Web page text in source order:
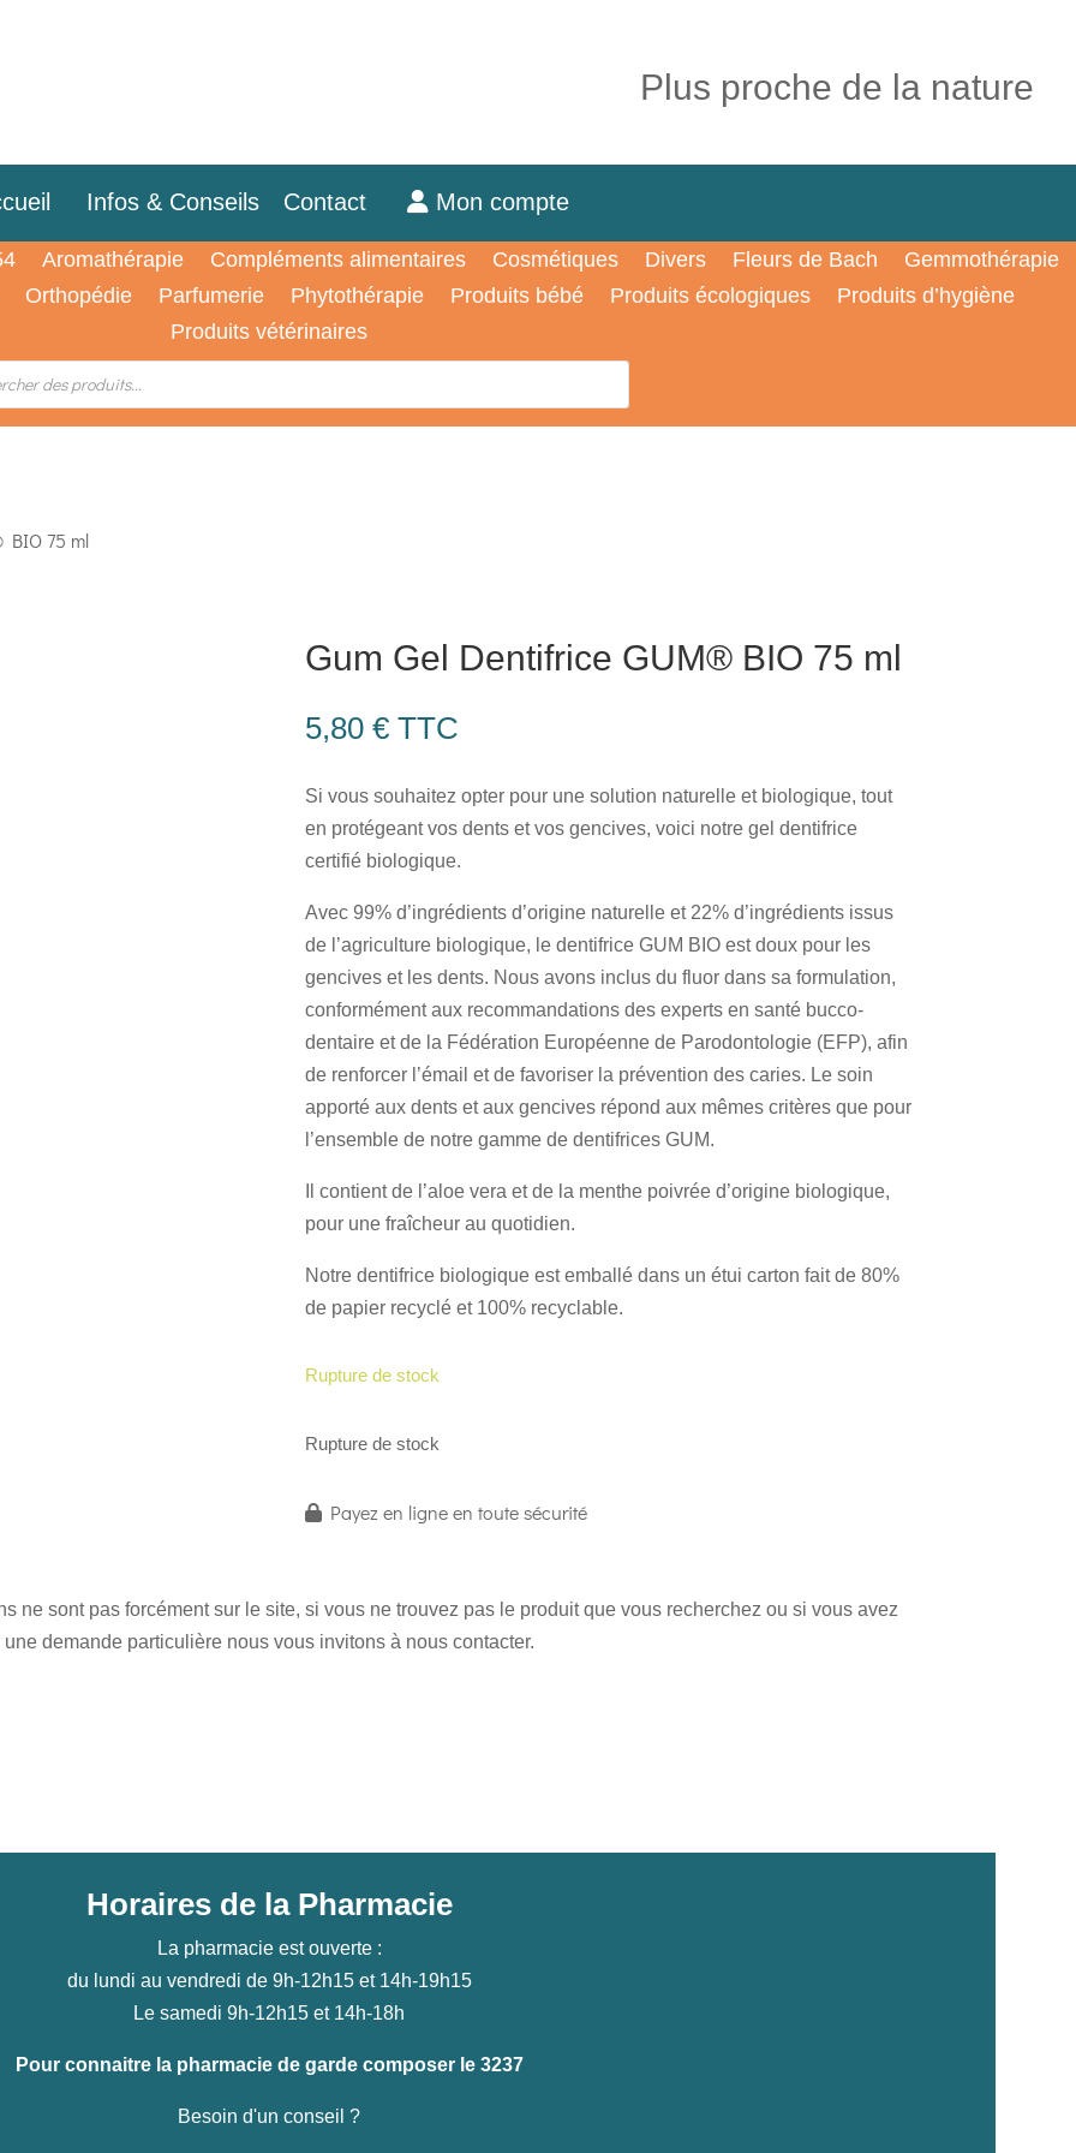
Plus proche de la nature
Infos & Conseils Contact Mon compte
Aromathérapie Compléments alimentaires Cosmétiques Divers Fleurs de Bach
Gemmothérapie
Orthopédie Parfumerie Phytothérapie Produits bébé Produits écologiques
Produits d’hygiène
Produits vétérinaires
BIO 75 ml
Gum Gel Dentifrice GUM® BIO 75 ml
5,80 € TTC
Si vous souhaitez opter pour une solution naturelle et biologique, tout
en protégeant vos dents et vos gencives, voici notre gel dentifrice
certifié biologique.
Avec 99% d’ingrédients d’origine naturelle et 22% d’ingrédients issus
de l’agriculture biologique, le dentifrice GUM BIO est doux pour les
gencives et les dents. Nous avons inclus du fluor dans sa formulation,
conformément aux recommandations des experts en santé bucco-
dentaire et de la Fédération Européenne de Parodontologie (EFP), afin
de renforcer l’émail et de favoriser la prévention des caries. Le soin
apporté aux dents et aux gencives répond aux mêmes critères que pour
l’ensemble de notre gamme de dentifrices GUM.
Il contient de l’aloe vera et de la menthe poivrée d’origine biologique,
pour une fraîcheur au quotidien.
Notre dentifrice biologique est emballé dans un étui carton fait de 80%
de papier recyclé et 100% recyclable.
Rupture de stock
Rupture de stock
Payez en ligne en toute sécurité
ne sont pas forcément sur le site, si vous ne trouvez pas le produit que vous recherchez ou si vous avez
une demande particulière nous vous invitons à nous contacter.
Horaires de la Pharmacie
La pharmacie est ouverte :
du lundi au vendredi de 9h-12h15 et 14h-19h15
Le samedi 9h-12h15 et 14h-18h
Pour connaitre la pharmacie de garde composer le 3237
Besoin d'un conseil ?